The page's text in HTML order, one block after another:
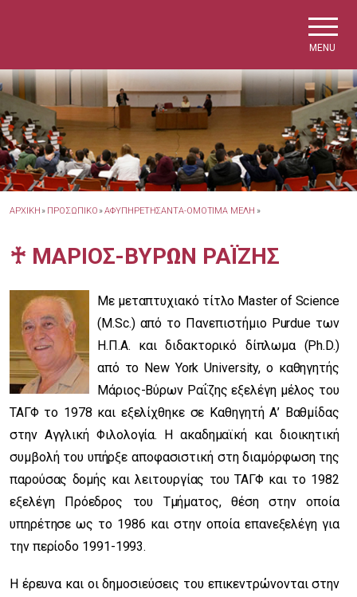
MENU
ΑΡΧΙΚΗ » ΠΡΟΣΩΠΙΚΟ »ΑΦΥΠΗΡΕΤΗΣΑΝΤΑ-ΟΜΟΤΙΜΑ ΜΕΛΗ »
♰ ΜΑΡΙΟΣ-ΒΥΡΩΝ ΡΑΪΖΗΣ
Με μεταπτυχιακό τίτλο Master of Science
(M.Sc.) από το Πανεπιστήμιο Purdue των
Η.Π.Α. και διδακτορικό δίπλωμα (Ph.D.)
από το New York University, ο καθηγητής
Μάριος-Βύρων Ραΐζης εξελέγη μέλος του
ΤΑΓΦ το 1978 και εξελίχθηκε σε Καθηγητή Α’ Βαθμίδας
στην Αγγλική Φιλολογία. Η ακαδημαϊκή και διοικητική
συμβολή του υπήρξε αποφασιστική στη διαμόρφωση της
παρούσας δομής και λειτουργίας του ΤΑΓΦ και το 1982
εξελέγη Πρόεδρος του Τμήματος, θέση στην οποία
υπηρέτησε ως το 1986 και στην οποία επανεξελέγη για
την περίοδο 1991-1993.
Η έρευνα και οι δημοσιεύσεις του επικεντρώνονται στην